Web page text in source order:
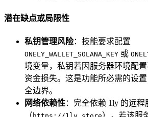
潜在缺点或局限性
私钥管理风险：技能要求配置
ONELY_WALLET_SOLANA_KEY 或
境变量，私钥若因服务器环境配
资金损失。这是功能所必需的设
全边界。
网络依赖性：完全依赖 1ly 的远程
（
），若该服